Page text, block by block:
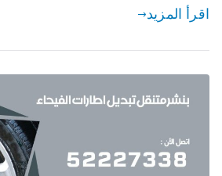
اقرأ المزيد